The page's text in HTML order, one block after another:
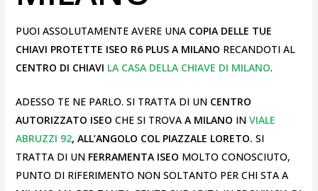
PUOI ASSOLUTAMENTE AVERE UNA COPIA DELLE TUE
CHIAVI PROTETTE ISEO R6 PLUS A MILANO RECANDOTI AL
CENTRO DI CHIAVI LA CASA DELLA CHIAVE DI MILANO.
ADESSO TE NE PARLO. SI TRATTA DI UN CENTRO
AUTORIZZATO ISEO CHE SI TROVAA MILANO IN VIALE
ABRUZZI 92, ALL’ANGOLO COL PIAZZALE LORETO. SI
TRATTA DI UN FERRAMENTA ISEO MOLTO CONOSCIUTO,
PUNTO DI RIFERIMENTO NON SOLTANTO PER CHI STA A